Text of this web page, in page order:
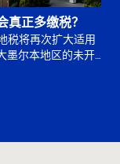
正多缴税？
税将再次扩大适用
墨尔本地区的未开